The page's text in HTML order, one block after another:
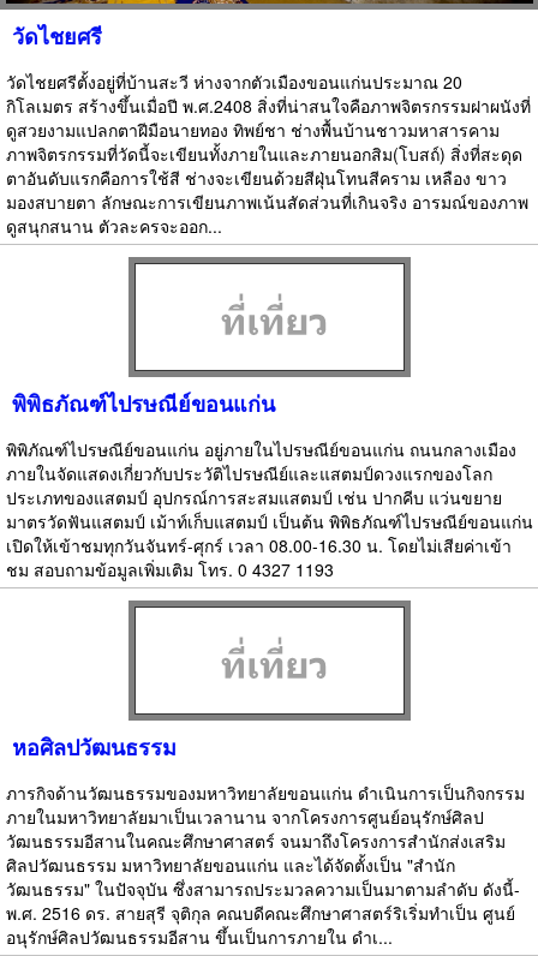
วัดไชยศรี
วัดไชยศรีตั้งอยู่ที่บ้านสะวี ห่างจากตัวเมืองขอนแก่นประมาณ 20
กิโลเมตร สร้างขึ้นเมื่อปี พ.ศ.2408 สิ่งที่น่าสนใจคือภาพจิตรกรรมฝาผนังที่
ดูสวยงามแปลกตาฝีมือนายทอง ทิพย์ชา ช่างพื้นบ้านชาวมหาสารคาม
ภาพจิตรกรรมที่วัดนี้จะเขียนทั้งภายในและภายนอกสิม(โบสถ์) สิ่งที่สะดุด
ตาอันดับแรกคือการใช้สี ช่างจะเขียนด้วยสีฝุ่นโทนสีคราม เหลือง ขาว
มองสบายตา ลักษณะการเขียนภาพเน้นสัดส่วนที่เกินจริง อารมณ์ของภาพ
ดูสนุกสนาน ตัวละครจะออก...
พิพิธภัณฑ์ไปรษณีย์ขอนแก่น
พิพิภัณฑ์ไปรษณีย์ขอนแก่น อยู่ภายในไปรษณีย์ขอนแก่น ถนนกลางเมือง
ภายในจัดแสดงเกี่ยวกับประวัติไปรษณีย์และแสตมป์ดวงแรกของโลก
ประเภทของแสตมป์ อุปกรณ์การสะสมแสตมป์ เช่น ปากคีบ แว่นขยาย
มาตรวัดฟันแสตมป์ เม้าท์เก็บแสตมป์ เป็นต้น พิพิธภัณฑ์ไปรษณีย์ขอนแก่น
เปิดให้เข้าชมทุกวันจันทร์-ศุกร์ เวลา 08.00-16.30 น. โดยไม่เสียค่าเข้า
ชม สอบถามข้อมูลเพิ่มเติม โทร. 0 4327 1193
หอศิลปวัฒนธรรม
ภารกิจด้านวัฒนธรรมของมหาวิทยาลัยขอนแก่น ดำเนินการเป็นกิจกรรม
ภายในมหาวิทยาลัยมาเป็นเวลานาน จากโครงการศูนย์อนุรักษ์ศิลป
วัฒนธรรมอีสานในคณะศึกษาศาสตร์ จนมาถึงโครงการสำนักส่งเสริม
ศิลปวัฒนธรรม มหาวิทยาลัยขอนแก่น และได้จัดตั้งเป็น "สำนัก
วัฒนธรรม" ในปัจจุบัน ซึ่งสามารถประมวลความเป็นมาตามลำดับ ดังนี้-
พ.ศ. 2516 ดร. สายสุรี จุติกุล คณบดีคณะศึกษาศาสตร์ริเริ่มทำเป็น ศูนย์
อนุรักษ์ศิลปวัฒนธรรมอีสาน ขึ้นเป็นการภายใน ดำเ...